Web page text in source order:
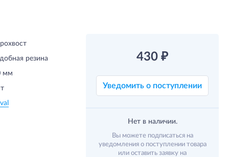
430 ₽
Уведомить о поступлении
Нет в наличии.
Вы можете подписаться на
уведомления о поступлении товара
или оставить заявку на
резина
мм